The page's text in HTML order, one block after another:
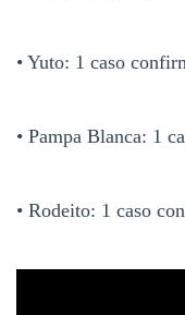
• Yuto: 1 caso
• Pampa Blanca: 1
• Rodeito: 1 caso